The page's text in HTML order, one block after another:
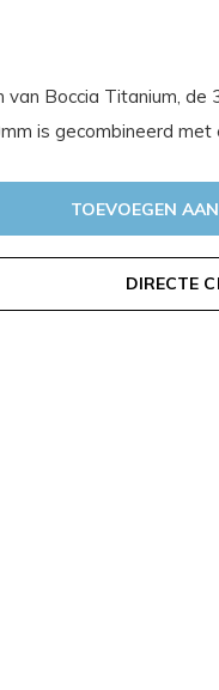
van Boccia Titanium, de
is gecombineerd met
TOEVOEGEN
DIRECTE